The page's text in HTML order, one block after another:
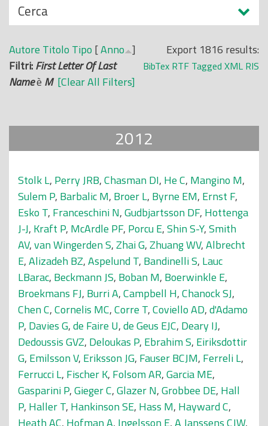
N
a
s
c
o
n
i
Cerca
Export 1816 results:
BibTex RTF Tagged XML RIS
Autore Titolo Tipo [Anno ]
Filtri:First Letter Of Last
Nameè M [Clear All Filters]
2012
Stolk L, Perry JRB,Chasman DI, He C, Mangino M,
Sulem P, Barbalic M, Broer L, Byrne EM, Ernst F,
Esko T, Franceschini N,Gudbjartsson DF, Hottenga
J-J, Kraft P, McArdle PF, Porcu E,Shin S-Y,Smith
AV,van Wingerden S,Zhai G,Zhuang WV,Albrecht
E,Alizadeh BZ,Aspelund T, Bandinelli S, Lauc
LBarac, Beckmann JS, Boban M, Boerwinkle E,
Broekmans FJ, Burri A,Campbell H,Chanock SJ,
Chen C,Cornelis MC,Corre T,Coviello AD,d'Adamo
P, Davies G,de Faire U,de Geus EJC, Deary IJ,
Dedoussis GVZ, Deloukas P, Ebrahim S, Eiriksdottir
G, Emilsson V, Eriksson JG, Fauser BCJM, Ferreli L,
Ferrucci L, Fischer K, Folsom AR,Garcia ME,
Gasparini P,Gieger C,Glazer N,Grobbee DE, Hall
P, Haller T, Hankinson SE, Hass M, Hayward C,
Heath AC, Hofman A, Ingelsson E,A Janssens CJW,